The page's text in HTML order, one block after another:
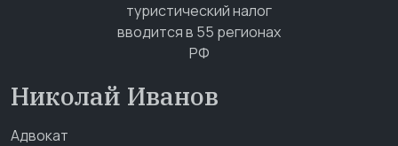
Николай Иванов
Адвокат